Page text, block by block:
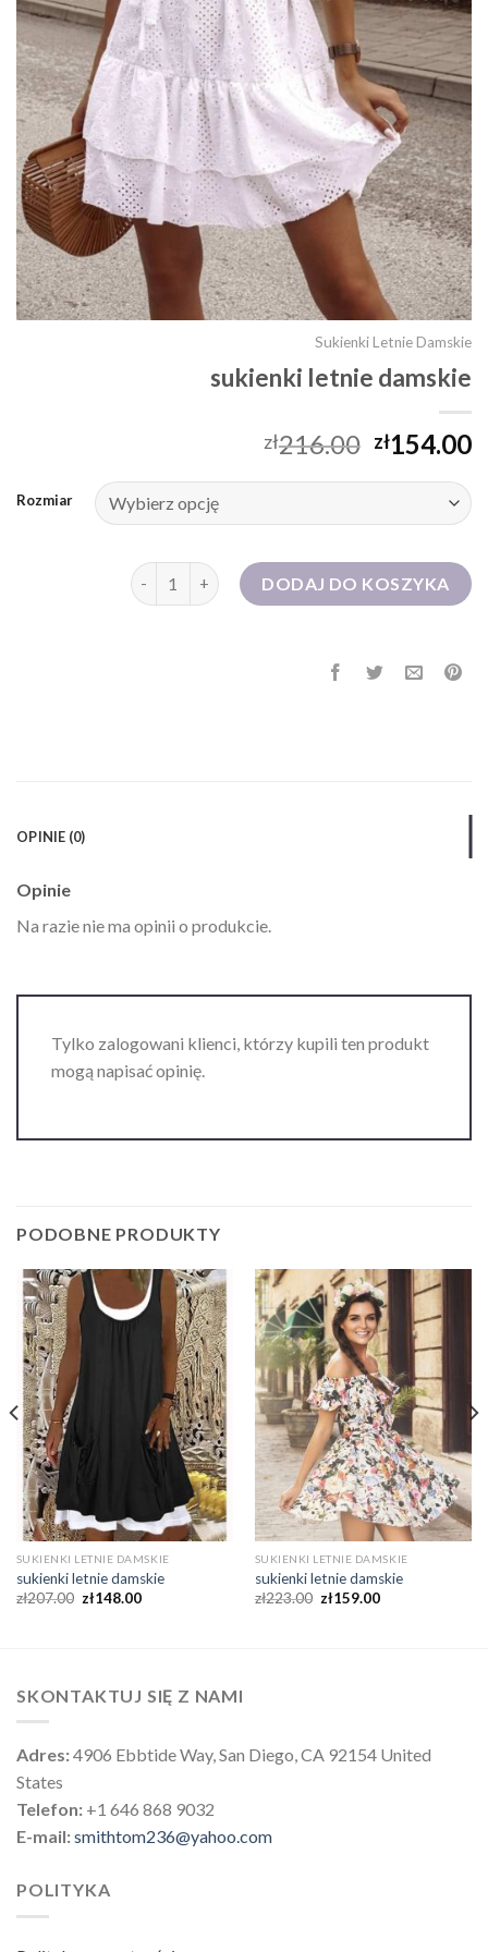
Sukienki Letnie Damskie
sukienki letnie damskie
zł216.00 zł154.00
Rozmiar
ilość sukienki letnie damskieDODAJ DO KOSZYKA
OPINIE (0)
Opinie
Na razie nie ma opinii o produkcie.
Tylko zalogowani klienci, którzy kupili ten produkt
mogą napisać opinię.
PODOBNE PRODUKTY
SUKIENKI LETNIE DAMSKIE
sukienki letnie damskie
zł207.00 zł148.00
SUKIENKI LETNIE DAMSKIE
sukienki letnie damskie
zł223.00 zł159.00
SKONTAKTUJ SIĘ Z NAMI
Adres:4906 Ebbtide Way, San Diego, CA 92154 United
States
Telefon: +1 646 868 9032
E-mail:smithtom236@yahoo.com
POLITYKA